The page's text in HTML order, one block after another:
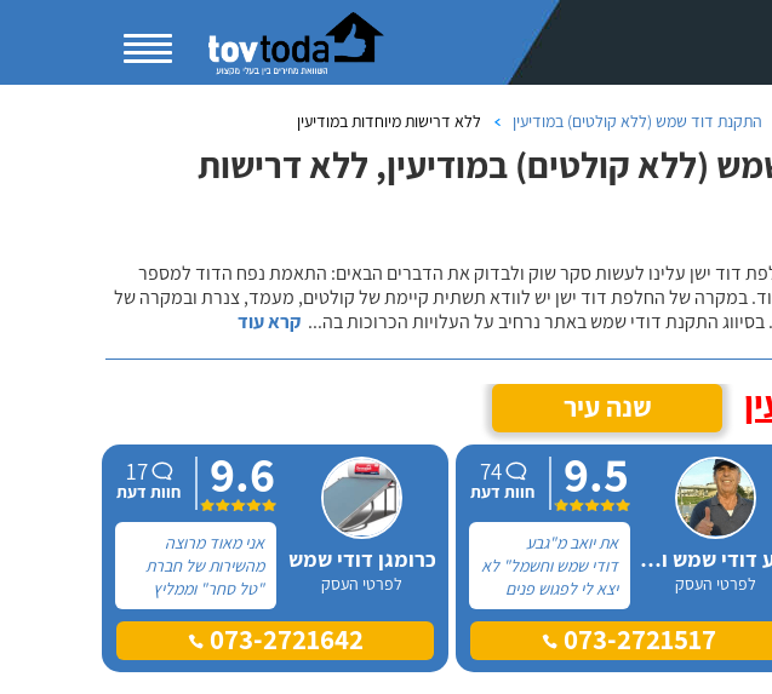
התקנת דוד שמש (ללא קולטים) במודיעין ללא דרישות מיוחדות במודיעין
(ללא קולטים) במודיעין, ללא דרישות
דוד ישן עלינו לעשות סקר שוק ולבדוק את הדברים הבאים: התאמת נפח הדוד למספר
במקרה של החלפת דוד ישן יש לוודא תשתית קיימת של קולטים, מעמד, צנרת ובמקרה של
התקנת דודי שמש באתר נרחיב על העלויות הכרוכות בה... קרא עוד
שנה עיר
גבע דודי שמש וחשמל
לפרטי העסק
9.5
74
חוות דעת
את יואב מ"גבע
דודי שמש וחשמל" לא
יצא לי לפגוש פנים
מול פנים, כל
ההתקשרות איתו
הייתה דרך הטלפון.073-2721517
כרומגן דודי שמש
לפרטי העסק
9.6
17
חוות דעת
אני מאוד מרוצה
מהשירות של חברת
"טל סחר" וממליץ
עליהם מכל הלב!
פניתי אליהם לצורך
החלפת דוד שמש073-2721642